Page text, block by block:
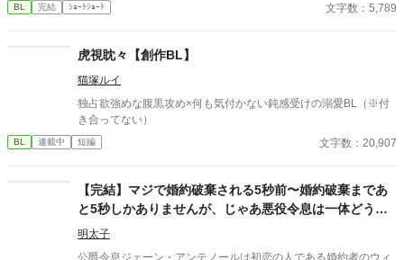
BL 完結 ｼｮｰﾄｼｮｰﾄ 文字数：5,789
虎視眈々【創作BL】
猫塚ルイ
独占欲強めな腹黒攻め×何も気付かない鈍感受けの溺愛BL（※付
き合ってない）
BL 連載中 短編 文字数：20,907
【完結】マジで婚約破棄される5秒前〜婚約破棄まであ
と5秒しかありませんが、じゃあ悪役令息は一体どうし
ろと？〜
明太子
公爵令息ジェーン・アンテノールは初恋の人である婚約者のウィ